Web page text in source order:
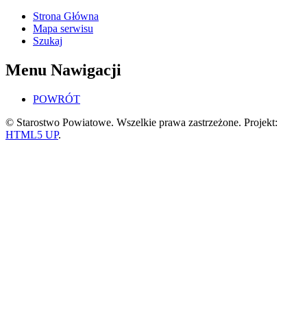
Strona Główna
Mapa serwisu
Szukaj
Menu Nawigacji
POWRÓT
© Starostwo Powiatowe. Wszelkie prawa zastrzeżone. Projekt:
HTML5 UP.